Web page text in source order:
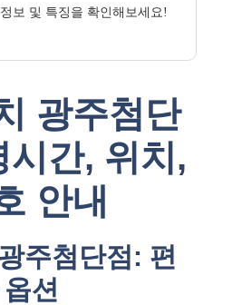
보 및 특징을 확인해보세요!
광주첨단
시간, 위치,
안내
주첨단점: 편
션